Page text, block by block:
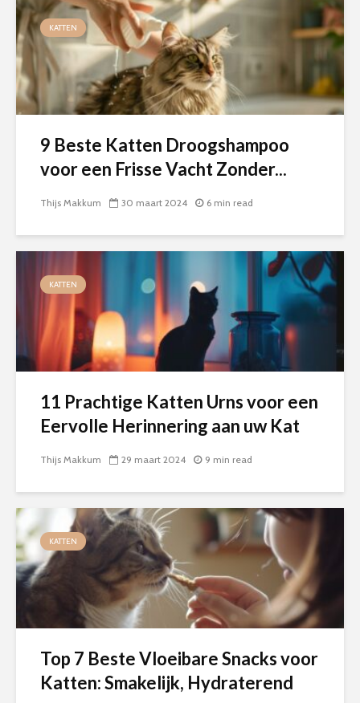
KATTEN
9 Beste Katten Droogshampoo
voor een Frisse Vacht Zonder...
Thijs Makkum 30 maart 2024 6 min read
KATTEN
11 Prachtige Katten Urns voor een
Eervolle Herinnering aan uw Kat
Thijs Makkum 29 maart 2024 9 min read
KATTEN
Top 7 Beste Vloeibare Snacks voor
Katten: Smakelijk, Hydraterend